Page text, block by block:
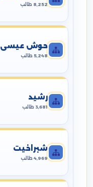
8,252 طالب
حوش عيسى
5,248 طالب
رشيد
3,681 طالب
شبراخيت
4,969 طالب